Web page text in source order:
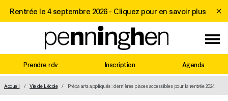
Rentrée le 4 septembre 2026 - Cliquez pour en savoir plus
Prendre rdv Inscription Agenda
MAIN NAVIGATION
Accueil Vie de L'école Prépa arts appliqués : dernières places accessibles pour la rentrée 2024